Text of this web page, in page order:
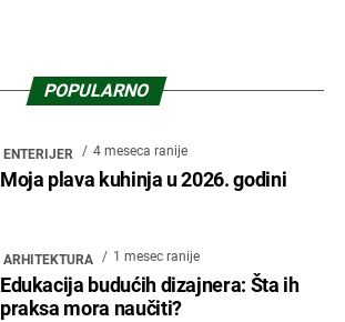
POPULARNO
ENTERIJER 4 meseca ranije
Moja plava kuhinja u 2026. godini
ARHITEKTURA 1 mesec ranije
Edukacija budućih dizajnera: Šta ih
praksa mora naučiti?